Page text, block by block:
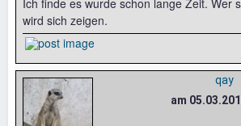
wird sich zeigen.
qay
am